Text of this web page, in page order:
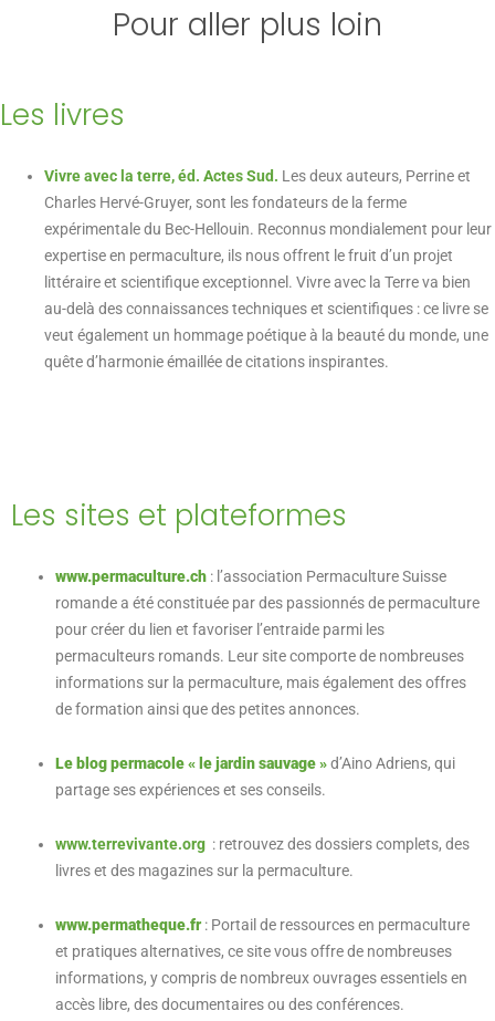
Pour aller plus loin
Les livres
Vivre avec la terre, éd. Actes Sud. Les deux auteurs, Perrine et
Charles Hervé-Gruyer, sont les fondateurs de la ferme
expérimentale du Bec-Hellouin. Reconnus mondialement pour leur
expertise en permaculture, ils nous offrent le fruit d’un projet
littéraire et scientifique exceptionnel. Vivre avec la Terre va bien
au-delà des connaissances techniques et scientifiques : ce livre se
veut également un hommage poétique à la beauté du monde, une
quête d’harmonie émaillée de citations inspirantes.
Les sites et plateformes
www.permaculture.ch : l’association Permaculture Suisse
romande a été constituée par des passionnés de permaculture
pour créer du lien et favoriser l’entraide parmi les
permaculteurs romands. Leur site comporte de nombreuses
informations sur la permaculture, mais également des offres
de formation ainsi que des petites annonces.
Le blog permacole « le jardin sauvage »d’Aino Adriens, qui
partage ses expériences et ses conseils.
www.terrevivante.org : retrouvez des dossiers complets, des
livres et des magazines sur la permaculture.
www.permatheque.fr : Portail de ressources en permaculture
et pratiques alternatives, ce site vous offre de nombreuses
informations, y compris de nombreux ouvrages essentiels en
accès libre, des documentaires ou des conférences.